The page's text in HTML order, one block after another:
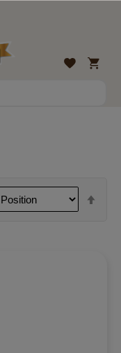
Wunschliste
Mein